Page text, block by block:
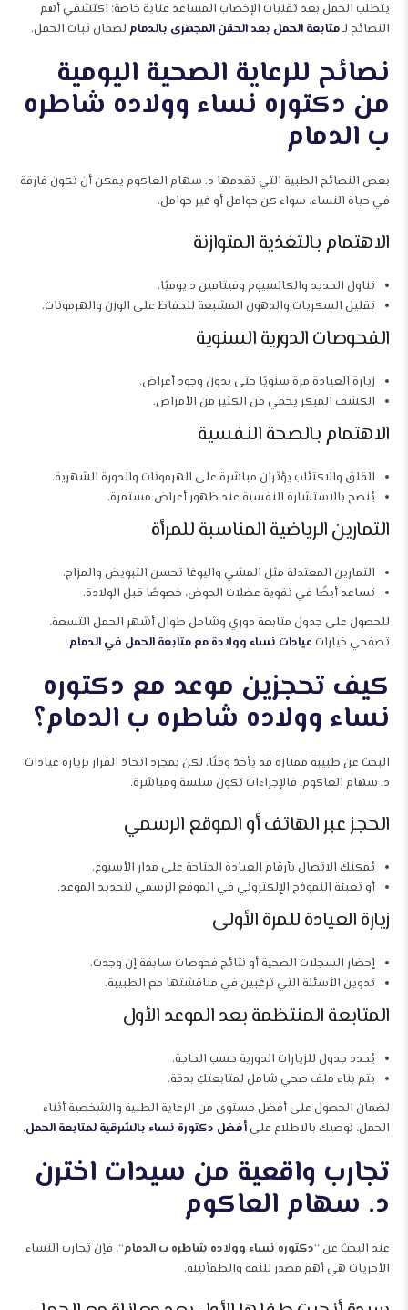
يتطلب الحمل بعد تقنيات الإخصاب المساعد عناية خاصة؛ اكتشفي أهم
النصائح لـمتابعة الحمل بعد الحقن المجهري بالدمام لضمان ثبات الحمل.
نصائح للرعاية الصحية اليومية
من دكتوره نساء وولاده شاطره
ب الدمام
بعض النصائح الطبية التي تقدمها د. سهام العاكوم يمكن أن تكون فارقة
في حياة النساء، سواء كن حوامل أو غير حوامل.
الاهتمام بالتغذية المتوازنة
تناول الحديد والكالسيوم وفيتامين د يوميًا.
تقليل السكريات والدهون المشبعة للحفاظ على الوزن والهرمونات.
الفحوصات الدورية السنوية
زيارة العيادة مرة سنويًا حتى بدون وجود أعراض.
الكشف المبكر يحمي من الكثير من الأمراض.
الاهتمام بالصحة النفسية
القلق والاكتئاب يؤثران مباشرة على الهرمونات والدورة الشهرية.
يُنصح بالاستشارة النفسية عند ظهور أعراض مستمرة.
التمارين الرياضية المناسبة للمرأة
التمارين المعتدلة مثل المشي واليوغا تحسن التبويض والمزاج.
تساعد أيضًا في تقوية عضلات الحوض، خصوصًا قبل الولادة.
للحصول على جدول متابعة دوري وشامل طوال أشهر الحمل التسعة،
تصفحي خيارات عيادات نساء وولادة مع متابعة الحمل في الدمام.
كيف تحجزين موعد مع دكتوره
نساء وولاده شاطره ب الدمام؟
البحث عن طبيبة ممتازة قد يأخذ وقتًا، لكن بمجرد اتخاذ القرار بزيارة عيادات
د. سهام العاكوم، فالإجراءات تكون سلسة ومباشرة.
الحجز عبر الهاتف أو الموقع الرسمي
يُمكنكِ الاتصال بأرقام العيادة المتاحة على مدار الأسبوع.
أو تعبئة النموذج الإلكتروني في الموقع الرسمي لتحديد الموعد.
زيارة العيادة للمرة الأولى
إحضار السجلات الصحية أو نتائج فحوصات سابقة إن وجدت.
تدوين الأسئلة التي ترغبين في مناقشتها مع الطبيبة.
المتابعة المنتظمة بعد الموعد الأول
يُحدد جدول للزيارات الدورية حسب الحاجة.
يتم بناء ملف صحي شامل لمتابعتكِ بدقة.
لضمان الحصول على أفضل مستوى من الرعاية الطبية والشخصية أثناء
الحمل، نوصيك بالاطلاع على أفضل دكتورة نساء بالشرقية لمتابعة الحمل.
تجارب واقعية من سيدات اخترن
د. سهام العاكوم
عند البحث عن “دكتوره نساء وولاده شاطره ب الدمام“، فإن تجارب النساء
الأخريات هي أهم مصدر للثقة والطمأنينة.